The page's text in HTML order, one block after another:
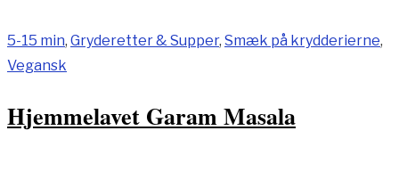
5-15 min, Gryderetter & Supper, Smæk på krydderierne,
Vegansk
Hjemmelavet Garam Masala